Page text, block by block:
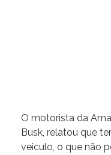
O motorista da
Busk, relatou que
veiculo, o que não